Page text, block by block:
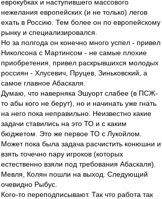
еврокубках и наступившего массового
нежелания европейских (и не только) легов
ехать в Россию. Тем более он по европейскому
рынку и специализировался.
Но за полгода он конечно много успел - привел
Николсона с Мартинсом - не самые плохие
приобретения, привел раскрывшихся молодых
россиян - Хлусевич, Пруцев, Зиньковский, а
самое главное Абаскаля.
Думаю, что наверняка Эшуорт слабее (в ПСЖ-
то абы кого не берут), но и начинать уже гнать
на него пока неправильно. Неизвестно какие
задачи ставились на это ТО и с каким
бюджетом. Это же первое ТО с Лукойлом.
Может пока была задача расчистить конюшни и
взять точечно пару игроков (которых
естественно взяли под требования Абаскаля).
Мевля, Колян пошли на выход. Следующий
очевидно Рыбус.
Кого-то переподписывают. Так что работа так